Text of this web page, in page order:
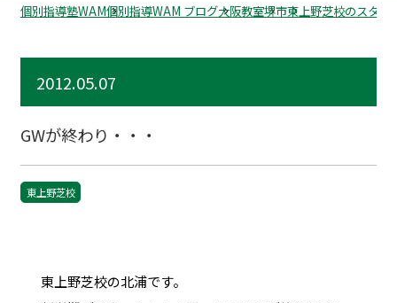
個別指導塾WAM個別指導WAM ブログ大阪教室堺市東上野芝校のスタッ
2012.05.07
GWが終わり・・・
東上野芝校
東上野芝校の北浦です。